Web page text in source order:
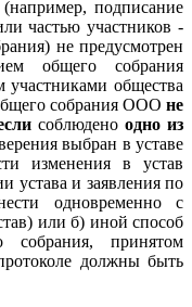
подписание
частью участников -
не предусмотрен
общего собрания
участниками общества
собрания ООО не
соблюдено одно из
выбран в уставе
изменения в устав
и заявления по
одновременно с
или б) иной способ
собрания, принятом
должны быть